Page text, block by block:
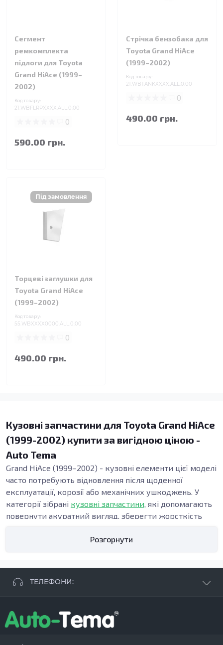
Сегмент
ремкомплекта
підлоги для Toyota
Grand HiAce (1999–
2002)
Код товару:
21.WBFLRPXXXX.ALL.0.00
0
590.00 грн.
Стрічка бензобака для
Toyota Grand HiAce
(1999–2002)
Код товару:
21.WBTANKXXXX.ALL.0.00
0
490.00 грн.
Торцеві заглушки для
Toyota Grand HiAce
(1999–2002)
Код товару:
55.WBXXXX0000.ALL.0.00
0
490.00 грн.
Кузовні запчастини для Toyota Grand HiAce
(1999-2002) купити за вигідною ціною -
Auto Tema
Grand HiAce (1999–2002) - кузовні елементи цієї моделі
часто потребують відновлення після щоденної
експлуатації, корозії або механічних ушкоджень. У
категорії зібрані кузовні запчастини, які допомагають
повернути акуратний вигляд, зберегти жорсткість
панелей важлива під час ремонту кузова, адже від неї
Види кузовних запчастин
кузова при прогниванні, усунення деформацій після
ударів або ремонт при прихованих осередках іржі.
Розгорнути
ТЕЛЕФОНИ:
+38 096 250 84 38
+38 099 657 61 50